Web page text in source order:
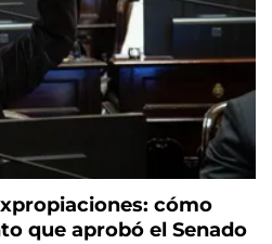
cómo
que aprobó el Senado